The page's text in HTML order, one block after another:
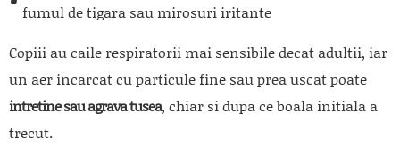
fumul de tigara sau mirosuri iritante
Copiii au caile respiratorii mai sensibile decat adultii, iar
un aer incarcat cu particule fine sau prea uscat poate
intretine sau agrava tusea, chiar si dupa ce boala initiala a
trecut.